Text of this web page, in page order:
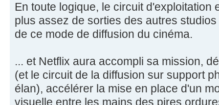
En toute logique, le circuit d'exploitation
plus assez de sorties des autres
de ce mode de diffusion du cinéma.
... et Netflix aura accompli sa mission,
(et le circuit de la diffusion sur support
élan), accélérer la mise en place d'un
visuelle entre les mains des pires